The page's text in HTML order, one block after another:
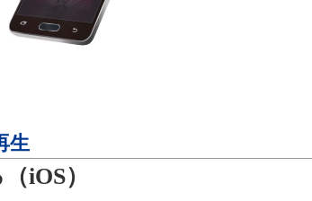
生
iOS）